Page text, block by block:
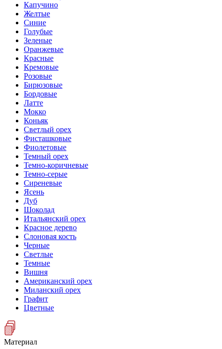
Капучино
Желтые
Синие
Голубые
Зеленые
Оранжевые
Красные
Кремовые
Розовые
Бирюзовые
Бордовые
Латте
Мокко
Коньяк
Светлый орех
Фисташковые
Фиолетовые
Темный орех
Темно-коричневые
Темно-серые
Сиреневые
Ясень
Дуб
Шоколад
Итальянский орех
Красное дерево
Слоновая кость
Черные
Светлые
Темные
Вишня
Американский орех
Миланский орех
Графит
Цветные
Материал